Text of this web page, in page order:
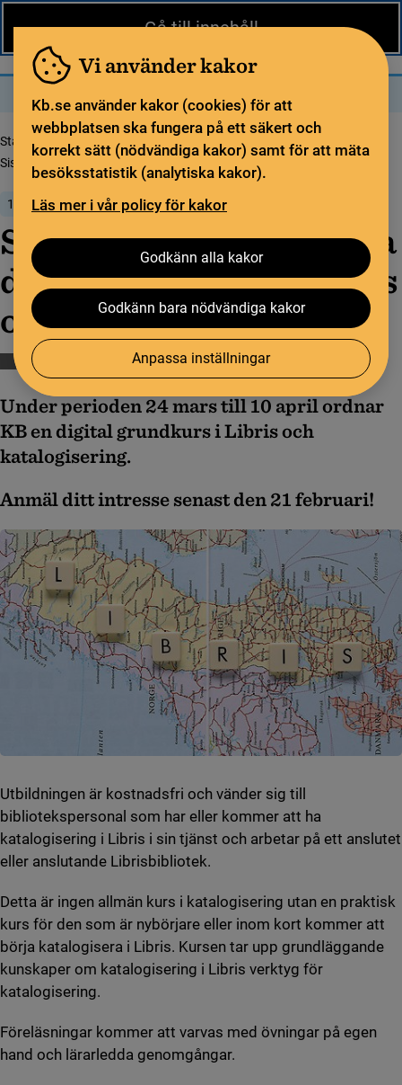
Gå till innehåll
Vi använder kakor
Kb.se använder kakor (cookies) för att
webbplatsen ska fungera på ett säkert och
korrekt sätt (nödvändiga kakor) samt för att mäta
besöksstatistik (analytiska kakor).
Läs mer i vår policy för kakor
Godkänn alla kakor
Godkänn bara nödvändiga kakor
Anpassa inställningar
Startsida
Nytt från KB
Sista chan­sen att anmä­la dig till grund­kurs i Libris och kata­lo­gi­se­ring!
17 februari 2025
Sista chan­sen att anmä­la
dig till grund­kurs i Libris
och kata­lo­gi­se­ring!
Katalogisering
Under perioden 24 mars till 10 april ordnar
KB en digital grundkurs i Libris och
katalogisering.
Anmäl ditt intresse senast den 21 februari!
Utbildningen är kostnadsfri och vänder sig till
bibliotekspersonal som har eller kommer att ha
katalogisering i Libris i sin tjänst och arbetar på ett anslutet
eller anslutande Librisbibliotek.
Detta är ingen allmän kurs i katalogisering utan en praktisk
kurs för den som är nybörjare eller inom kort kommer att
börja katalogisera i Libris. Kursen tar upp grundläggande
kunskaper om katalogisering i Libris verktyg för
katalogisering.
Föreläsningar kommer att varvas med övningar på egen
hand och lärarledda genomgångar.